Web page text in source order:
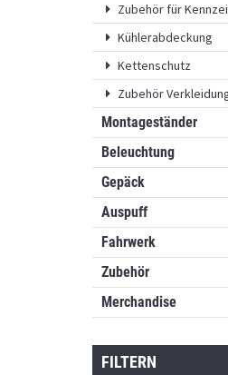
Zubehör für
Kühlerabdeckung
Kettenschutz
Zubehör
Montageständer
Beleuchtung
Gepäck
Auspuff
Fahrwerk
Zubehör
Merchandise
FILTERN